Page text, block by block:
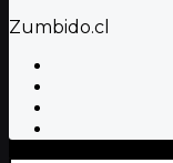
Zumbido.cl